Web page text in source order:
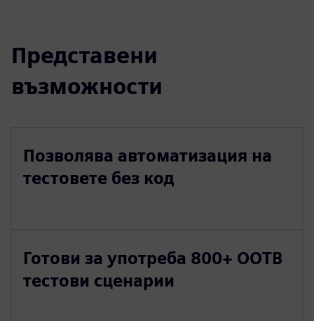
Представени
възможности
Позволява автоматизация на
тестовете без код
Готови за употреба 800+ OOTB
тестови сценарии